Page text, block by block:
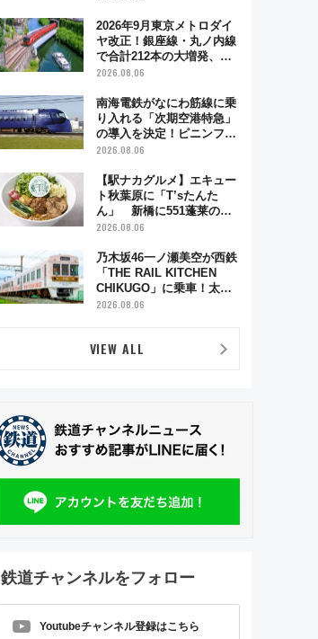
日「京都の鉄道満喫ツア
ー」開催
2026年9月東京メトロダイ
ヤ改正！銀座線・丸ノ内線
で合計212本の大増発、混
雑緩和に期待
2026.08.06
南海電鉄がなにわ筋線に乗
り入れる「次期空港特急」
の導入を決定！ピニンファ
リーナによる日本初の鉄道
2026.08.06
【駅ナカグルメ】エキュー
ト秋葉原に「T’sたんた
ん」 新橋に551蓬莱の
DNAを継ぐ「東京豚饅」、
まご」新グルメ続々登場！
【2026年8月】
2026.08.06
乃木坂46一ノ瀬美空が西鉄
「THE RAIL KITCHEN
CHIKUGO」に乗車！太宰
府･柳川を巡る福岡観光列
2026.08.06
VIEW ALL
鉄道チャンネルをフォロー
Youtubeチャンネル登録はこちら